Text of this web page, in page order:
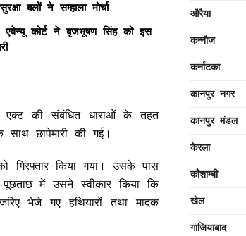
बलों ने सम्हाला मोर्चा
एवेन्यू कोर्ट ने बृजभूषण सिंह को इस
एक्ट की संबंधित धाराओं के तहत
छापेमारी की गई।
किया गया। उसके पास
में उसने स्वीकार किया कि
भेजे गए हथियारों तथा मादक
औरैया
कन्नौज
कर्नाटका
कानपुर नगर
कानपुर मंडल
केरला
कौशाम्बी
खेल
गाजियाबाद